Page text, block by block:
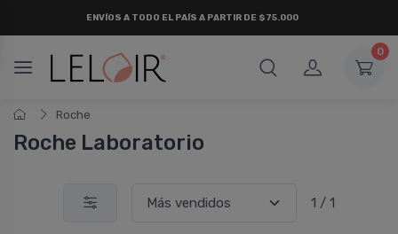
ENVÍOS A TODO EL PAÍS A PARTIR DE $75.000
0
Roche
Roche Laboratorio
1 / 1